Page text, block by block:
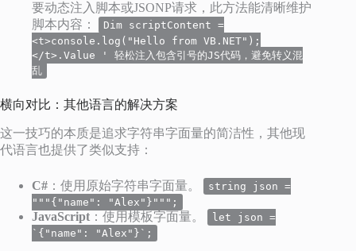
要动态注入脚本或JSONP请求，此方法能清晰维护
脚本内容：
Dim scriptContent =
<t>console.log("Hello from VB.NET");
</t>.Value ' 轻松注入包含引号的JS代码，避免转义混
乱
横向对比：其他语言的解决方案
这一技巧的本质是追求字符串字面量的简洁性，其他现
代语言也提供了类似支持：
C# ：使用原始字符串字面量。
string json =
"""{"name": "Alex"}""";
JavaScript ：使用模板字面量。
let json =
`{"name": "Alex"}`;